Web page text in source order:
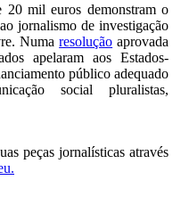
mil euros demonstram o
jornalismo de investigação
Numaresolução aprovada
apelaram aos Estados-
público adequado
social pluralistas,
peças jornalísticas através